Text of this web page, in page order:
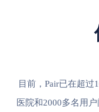
目前，Pair已在超
医院和2000多名用